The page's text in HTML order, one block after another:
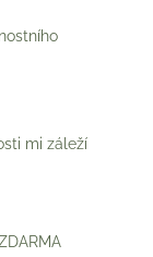
mi záleží